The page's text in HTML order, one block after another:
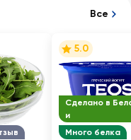
Все
Сделано в
и
Много белка
5.0